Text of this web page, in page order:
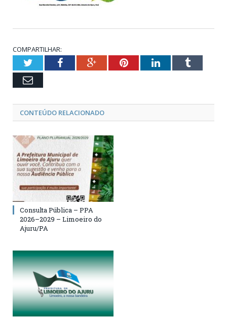
COMPARTILHAR:
TwitterFacebookGoogle+PinterestLinkedInTumblr
Email
CONTEÚDO RELACIONADO
Consulta Pública – PPA
2026–2029 – Limoeiro do
Ajuru/PA